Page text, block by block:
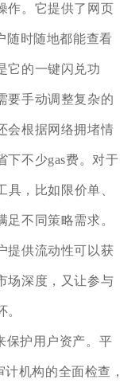
作。它提供了网页
随时随地都能查看
它的一键闪兑功
要手动调整复杂的
会根据网络拥堵情
下不少gas费。对于
，比如限价单、
不同策略需求。
提供流动性可以获
场深度，又让参与
保护用户资产。平
机构的全面检查，